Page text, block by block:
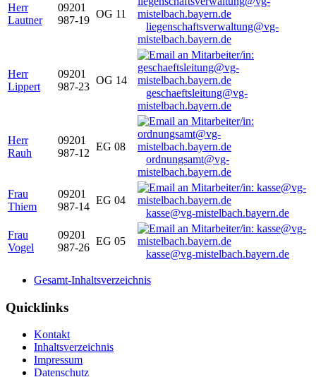
Herr
Lautner
09201
987-19
OG 11
liegenschaftsverwaltung@vg-
mistelbach.bayern.de
Herr
Lippert
09201
987-23
OG 14
geschaeftsleitung@vg-
mistelbach.bayern.de
Herr
Rauh
09201
987-12
EG 08
ordnungsamt@vg-
mistelbach.bayern.de
Frau
Thiem
09201
987-14
EG 04
kasse@vg-mistelbach.bayern.de
Frau
Vogel
09201
987-26
EG 05
kasse@vg-mistelbach.bayern.de
Gesamt-Inhaltsverzeichnis
Quicklinks
Kontakt
Inhaltsverzeichnis
Impressum
Datenschutz